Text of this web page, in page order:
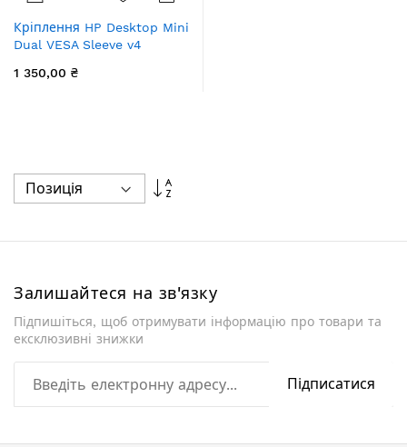
Кріплення HP Desktop Mini
Dual VESA Sleeve v4
1 350,00 ₴
Сортувати
Залишайтеся на зв'язку
Підпишіться, щоб отримувати інформацію про товари та
ексклюзивні знижки
Підписатися